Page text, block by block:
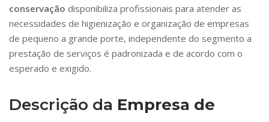
conservação disponibiliza profissionais para atender as
necessidades de higienização e organização de empresas
de pequeno a grande porte, independente do segmento a
prestação de serviços é padronizada e de acordo com o
esperado e exigido.
Descrição da Empresa de